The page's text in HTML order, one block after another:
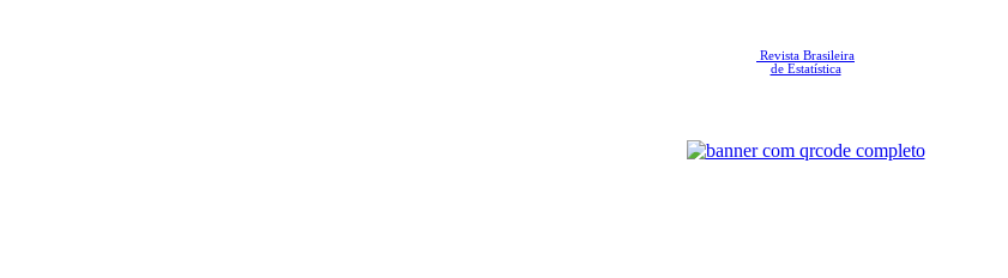
Revista Brasileira
de Estatística